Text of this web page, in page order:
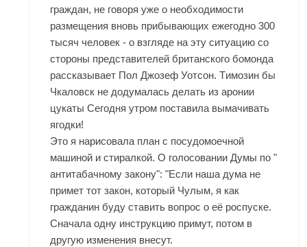
граждан, не говоря уже о необходимости
размещения вновь прибывающих ежегодно 300
тысяч человек - о взгляде на эту ситуацию со
стороны представителей британского бомонда
рассказывает Пол Джозеф Уотсон. Tимозин бы
Чкаловск не додумалась делать из аронии
цукаты Сегодня утром поставила вымачивать
ягодки!
Это я нарисовала план с посудомоечной
машиной и стиралкой. О голосовании Думы по "
антитабачному закону": "Если наша дума не
примет тот закон, который Чулым, я как
гражданин буду ставить вопрос о её роспуске.
Сначала одну инструкцию примут, потом в
другую изменения внесут.